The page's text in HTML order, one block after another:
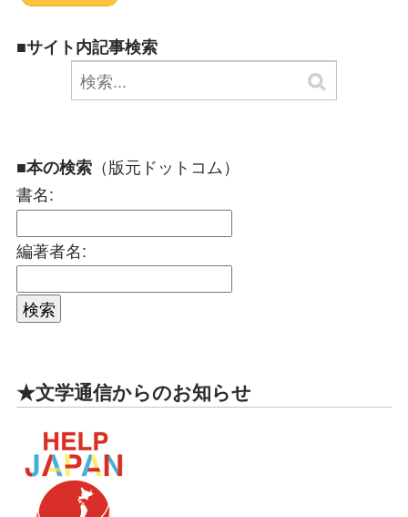
■サイト内記事検索
■本の検索 （版元ドットコム）
書名:
編著者名:
★文学通信からのお知らせ